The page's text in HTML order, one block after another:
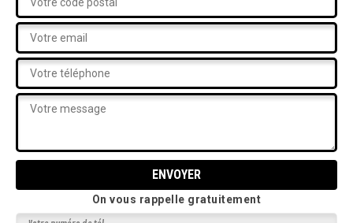
On vous rappelle gratuitement